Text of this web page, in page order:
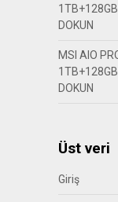
DOKUN
MSI AIO
DOKUN
Üst veri
Giriş